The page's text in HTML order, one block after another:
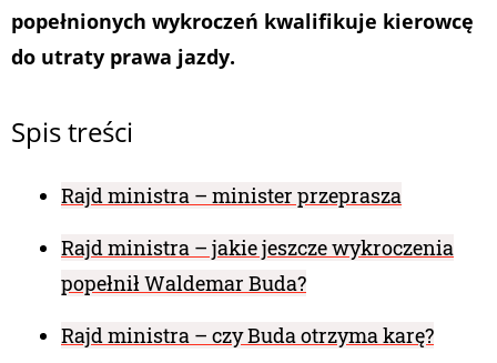
popełnionych wykroczeń kwalifikuje kierowcę
do utraty prawa jazdy.
Spis treści
Rajd ministra – minister przeprasza
Rajd ministra – jakie jeszcze wykroczenia
popełnił Waldemar Buda?
Rajd ministra – czy Buda otrzyma karę?